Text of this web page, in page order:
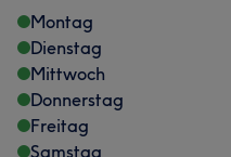
Montag
Dienstag
Mittwoch
Donnerstag
Freitag
Samstag